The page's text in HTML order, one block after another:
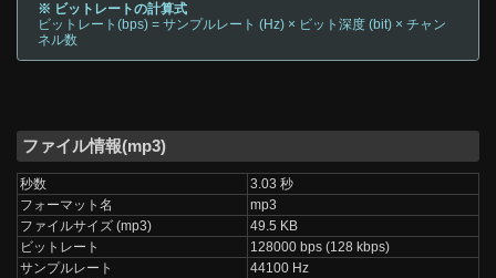
※ ビットレートの計算式
ビットレート(bps) = サンプルレート (Hz) × ビット深度 (bit) × チャン
ネル数
ファイル情報(mp3)
秒数
3.03 秒
フォーマット名
mp3
ファイルサイズ (mp3)
49.5 KB
ビットレート
128000 bps (128 kbps)
サンプルレート
44100 Hz